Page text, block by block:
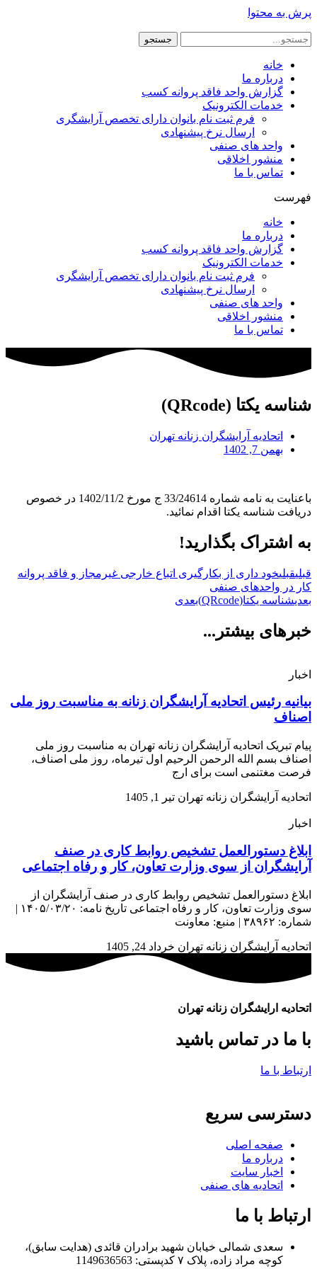
پرش به محتوا
جستجو
خانه
درباره ما
گزارش واحد فاقد پروانه کسب
خدمات الکترونیک
فرم ثبت نام بانوان دارای تخصص آرایشگری
ارسال نرخ پیشنهادی
واحد های صنفی
منشور اخلاقی
تماس با ما
فهرست
خانه
درباره ما
گزارش واحد فاقد پروانه کسب
خدمات الکترونیک
فرم ثبت نام بانوان دارای تخصص آرایشگری
ارسال نرخ پیشنهادی
واحد های صنفی
منشور اخلاقی
تماس با ما
شناسه یکتا (QRcode)
اتحادیه آرایشگران زنانه تهران
بهمن 7, 1402
باعنایت به نامه شماره 33/24614 ج مورخ 1402/11/2 در خصوص
دریافت شناسه یکتا اقدام نمائید.
به اشتراک بگذارید!
قبلیقبلیخود داری از بکارگیری اتباع خارجی غیرمجاز و فاقد پروانه
کار در واحدهای صنفی
بعدیشناسه یکتا(QRcode) بعدی
خبرهای بیشتر...
اخبار
بیانیه رئیس اتحادیه آرایشگران زنانه به مناسبت روز ملی
اصناف
پیام تبریک اتحادیه آرایشگران زنانه تهران به مناسبت روز ملی
اصناف بسم الله الرحمن الرحیم اول تیرماه، روز ملی اصناف،
فرصت مغتنمی است برای ارج
اتحادیه آرایشگران زنانه تهران تیر 1, 1405
اخبار
ابلاغ دستورالعمل تشخیص روابط کاری در صنف
آرایشگران از سوی وزارت تعاون، کار و رفاه اجتماعی
ابلاغ دستورالعمل تشخیص روابط کاری در صنف آرایشگران از
سوی وزارت تعاون، کار و رفاه اجتماعی تاریخ نامه: ۱۴۰۵/۰۳/۲۰ |
شماره: ۳۸۹۶۲ | منبع: معاونت
اتحادیه آرایشگران زنانه تهران خرداد 24, 1405
اتحادیه ارایشگران زنانه تهران
با ما در تماس باشید
ارتباط با ما
دسترسی سریع
صفحه اصلی
درباره ما
اخبار سایت
اتحادیه های صنفی
ارتباط با ما
سعدی شمالی خیابان شهید برادران قائدی (هدایت سابق)،
کوچه مراد زاده، پلاک ۷ کدپستی: 1149636563